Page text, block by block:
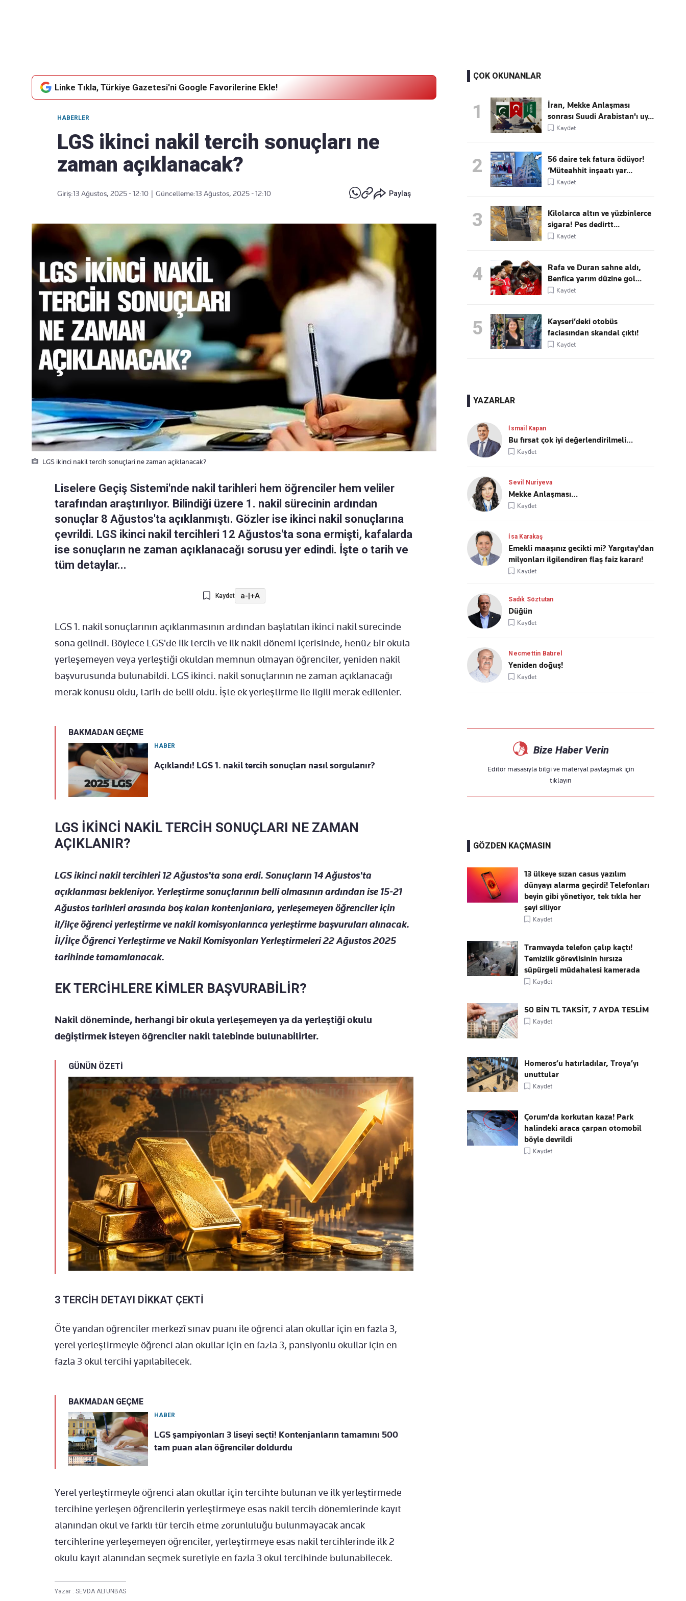
Linke Tıkla, Türkiye Gazetesi'ni Google Favorilerine Ekle!
HABERLER
LGS ikinci nakil tercih sonuçları ne
zaman açıklanacak?
Giriş:13 Ağustos, 2025 - 12:10 Güncelleme:13 Ağustos, 2025 - 12:10 Paylaş
LGS ikinci nakil tercih sonuçlari ne zaman açiklanacak?
Liselere Geçiş Sistemi'nde nakil tarihleri hem öğrenciler hem veliler
tarafından araştırılıyor. Bilindiği üzere 1. nakil sürecinin ardından
sonuçlar 8 Ağustos'ta açıklanmıştı. Gözler ise ikinci nakil sonuçlarına
çevrildi. LGS ikinci nakil tercihleri 12 Ağustos'ta sona ermişti, kafalarda
ise sonuçların ne zaman açıklanacağı sorusu yer edindi. İşte o tarih ve
tüm detaylar...
Kaydet a-|+A
LGS 1. nakil sonuçlarının açıklanmasının ardından başlatılan ikinci nakil sürecinde
sona gelindi. Böylece LGS'de ilk tercih ve ilk nakil dönemi içerisinde, henüz bir okula
yerleşemeyen veya yerleştiği okuldan memnun olmayan öğrenciler, yeniden nakil
başvurusunda bulunabildi. LGS ikinci. nakil sonuçlarının ne zaman açıklanacağı
merak konusu oldu, tarih de belli oldu. İşte ek yerleştirme ile ilgili merak edilenler.
BAKMADAN GEÇME
HABER
Açıklandı! LGS 1. nakil tercih sonuçları nasıl sorgulanır?
LGS İKİNCİ NAKİL TERCİH SONUÇLARI NE ZAMAN
AÇIKLANIR?
LGS ikinci nakil tercihleri 12 Ağustos'ta sona erdi. Sonuçların 14 Ağustos'ta
açıklanması bekleniyor. Yerleştirme sonuçlarının belli olmasının ardından ise 15-21
Ağustos tarihleri arasında boş kalan kontenjanlara, yerleşemeyen öğrenciler için
il/ilçe öğrenci yerleştirme ve nakil komisyonlarınca yerleştirme başvuruları alınacak.
İl/İlçe Öğrenci Yerleştirme ve Nakil Komisyonları Yerleştirmeleri 22 Ağustos 2025
tarihinde tamamlanacak.
EK TERCİHLERE KİMLER BAŞVURABİLİR?
Nakil döneminde, herhangi bir okula yerleşemeyen ya da yerleştiği okulu
değiştirmek isteyen öğrenciler nakil talebinde bulunabilirler.
GÜNÜN ÖZETİ
3 TERCİH DETAYI DİKKAT ÇEKTİ
Öte yandan öğrenciler merkezî sınav puanı ile öğrenci alan okullar için en fazla 3,
yerel yerleştirmeyle öğrenci alan okullar için en fazla 3, pansiyonlu okullar için en
fazla 3 okul tercihi yapılabilecek.
BAKMADAN GEÇME
HABER
LGS şampiyonları 3 liseyi seçti! Kontenjanların tamamını 500
tam puan alan öğrenciler doldurdu
Yerel yerleştirmeyle öğrenci alan okullar için tercihte bulunan ve ilk yerleştirmede
tercihine yerleşen öğrencilerin yerleştirmeye esas nakil tercih dönemlerinde kayıt
alanından okul ve farklı tür tercih etme zorunluluğu bulunmayacak ancak
tercihlerine yerleşemeyen öğrenciler, yerleştirmeye esas nakil tercihlerinde ilk 2
okulu kayıt alanından seçmek suretiyle en fazla 3 okul tercihinde bulunabilecek.
Yazar : SEVDA ALTUNBAS
ÇOK OKUNANLAR
1
İran, Mekke Anlaşması
sonrası Suudi Arabistan'ı uy...
Kaydet
2
56 daire tek fatura ödüyor!
‘Müteahhit inşaatı yar...
Kaydet
3
Kilolarca altın ve yüzbinlerce
sigara! Pes dedirtt...
Kaydet
4
Rafa ve Duran sahne aldı,
Benfica yarım düzine gol...
Kaydet
5
Kayseri’deki otobüs
faciasından skandal çıktı!
Kaydet
YAZARLAR
İsmail Kapan
Bu fırsat çok iyi değerlendirilmeli…
Kaydet
Sevil Nuriyeva
Mekke Anlaşması…
Kaydet
İsa Karakaş
Emekli maaşınız gecikti mi? Yargıtay'dan
milyonları ilgilendiren flaş faiz kararı!
Kaydet
Sadık Söztutan
Düğün
Kaydet
Necmettin Batırel
Yeniden doğuş!
Kaydet
Bize Haber Verin
Editör masasıyla bilgi ve materyal paylaşmak için
tıklayın
GÖZDEN KAÇMASIN
13 ülkeye sızan casus yazılım
dünyayı alarma geçirdi! Telefonları
beyin gibi yönetiyor, tek tıkla her
şeyi siliyor
Kaydet
Tramvayda telefon çalıp kaçtı!
Temizlik görevlisinin hırsıza
süpürgeli müdahalesi kamerada
Kaydet
50 BİN TL TAKSİT, 7 AYDA TESLİM
Kaydet
Homeros’u hatırladılar, Troya’yı
unuttular
Kaydet
Çorum'da korkutan kaza! Park
halindeki araca çarpan otomobil
böyle devrildi
Kaydet